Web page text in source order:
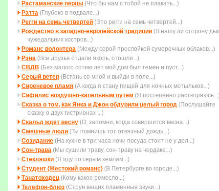
Растаманские перцы (Что бы нам с тобой не плакать...)
Ратта (Глубоко в подвале...)
Регги на семь четвертей (Это регги на семь четвертей...)
Рождество в западно-европейской традиции (В нашу ли сторону
чужедальних костров...)
Романс волонтера (Между серой прослойкой сумеречных облаков...)
Рэна (Все друзья отдали якорь, отошли...)
СВДВ (Без малого сотню лет мой дом был темен и пуст...)
Серый ветер (Встань со мной и выйди в поле...)
Сиреневое пламя (А когда я стану пищей для ночных мотыльков...)
Сифилис воздушно-капельным путем (Я постепенно
Сказка о том, как Янка и Джон обдурили целый город (Послушайте
сказку о двух гистрионах ...)
Скальд ждет весну (О, запомни, когда совеpшится весна...)
Смешные люди (Ты помнишь тот отвязный дождь...)
Созидание (На кухне в три часа ночи посуда стоит не у дел...)
Сон-трава (Мы сушили траву, сон-траву на чердаке...)
Стекляшки (Я иду по серым землям...)
Студент (Жестокий романс) (В Петербурге во городе...)
Танатоходец(Кому какое ремесло...)
Телефон-блюз (Струн вещих пламенные звуки...)